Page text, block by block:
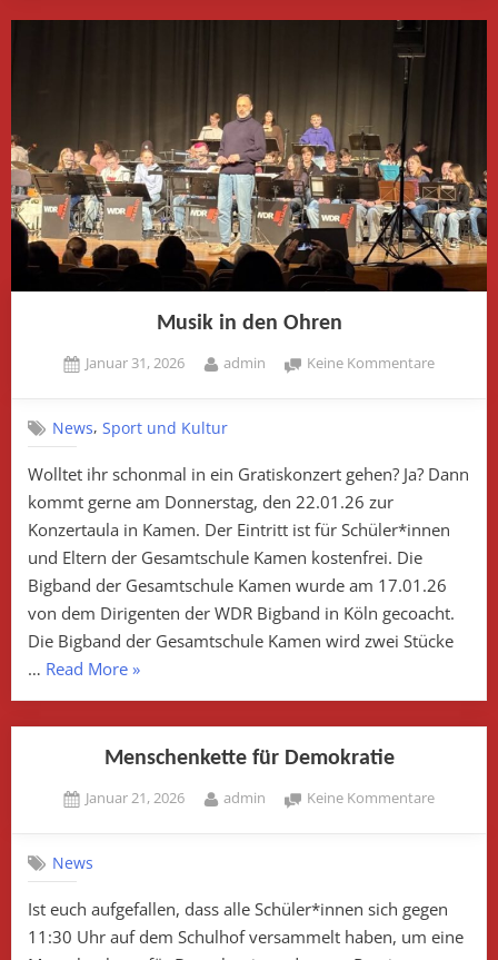
ab
Musik in den Ohren
Posted
Januar 31, 2026 By
admin Keine Kommentarezu
News,Sport und Kultur
Wolltet ihr schonmal in ein Gratiskonzert gehen? Ja? Dann
kommt gerne am Donnerstag, den 22.01.26 zur
Konzertaula in Kamen. Der Eintritt ist für Schüler*innen
und Eltern der Gesamtschule Kamen kostenfrei. Die
Bigband der Gesamtschule Kamen wurde am 17.01.26
von dem Dirigenten der WDR Bigband in Köln gecoacht.
Die Bigband der Gesamtschule Kamen wird zwei Stücke
… Read More„Musik
in
den
Ohren“
»
Menschenkette für Demokratie
Posted
Januar 21, 2026 By
admin Keine Kommentarezu
News
Ist euch aufgefallen, dass alle Schüler*innen sich gegen
11:30 Uhr auf dem Schulhof versammelt haben, um eine